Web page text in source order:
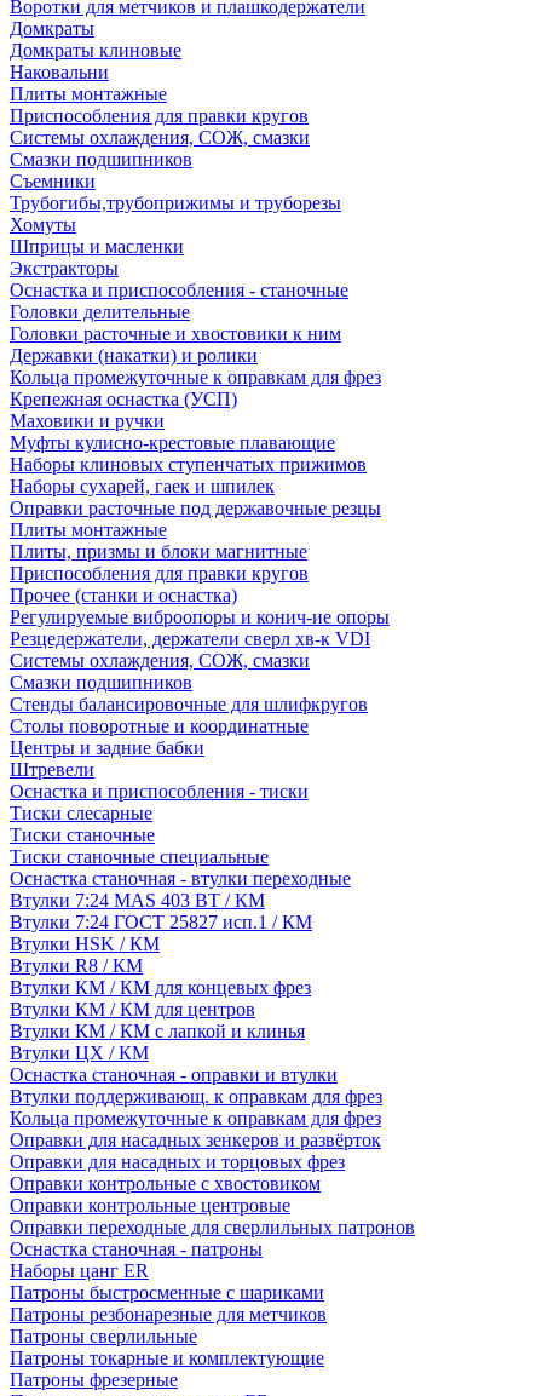
Воротки для метчиков и плашкодержатели
Домкраты
Домкраты клиновые
Наковальни
Плиты монтажные
Приспособления для правки кругов
Системы охлаждения, СОЖ, смазки
Смазки подшипников
Съемники
Трубогибы,трубоприжимы и труборезы
Хомуты
Шприцы и масленки
Экстракторы
Оснастка и приспособления - станочные
Головки делительные
Головки расточные и хвостовики к ним
Державки (накатки) и ролики
Кольца промежуточные к оправкам для фрез
Крепежная оснастка (УСП)
Маховики и ручки
Муфты кулисно-крестовые плавающие
Наборы клиновых ступенчатых прижимов
Наборы сухарей, гаек и шпилек
Оправки расточные под державочные резцы
Плиты монтажные
Плиты, призмы и блоки магнитные
Приспособления для правки кругов
Прочее (станки и оснастка)
Регулируемые виброопоры и конич-ие опоры
Резцедержатели, держатели сверл хв-к VDI
Системы охлаждения, СОЖ, смазки
Смазки подшипников
Стенды балансировочные для шлифкругов
Столы поворотные и координатные
Центры и задние бабки
Штревели
Оснастка и приспособления - тиски
Тиски слесарные
Тиски станочные
Тиски станочные специальные
Оснастка станочная - втулки переходные
Втулки 7:24 MAS 403 BT / КМ
Втулки 7:24 ГОСТ 25827 исп.1 / КМ
Втулки HSK / КМ
Втулки R8 / КМ
Втулки КМ / КМ для концевых фрез
Втулки КМ / КМ для центров
Втулки КМ / КМ с лапкой и клинья
Втулки ЦХ / КМ
Оснастка станочная - оправки и втулки
Втулки поддерживающ. к оправкам для фрез
Кольца промежуточные к оправкам для фрез
Оправки для насадных зенкеров и развёрток
Оправки для насадных и торцовых фрез
Оправки контрольные с хвостовиком
Оправки контрольные центровые
Оправки переходные для сверлильных патронов
Оснастка станочная - патроны
Наборы цанг ER
Патроны быстросменные с шариками
Патроны резбонарезные для метчиков
Патроны сверлильные
Патроны токарные и комплектующие
Патроны фрезерные